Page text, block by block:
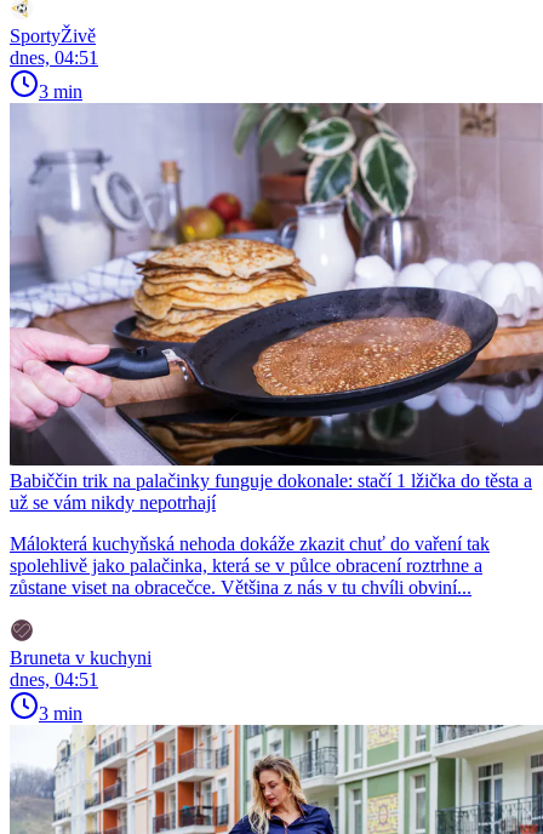
SportyŽivě
dnes, 04:51
3 min
Babiččin trik na palačinky funguje dokonale: stačí 1 lžička do těsta a
už se vám nikdy nepotrhají
Málokterá kuchyňská nehoda dokáže zkazit chuť do vaření tak
spolehlivě jako palačinka, která se v půlce obracení roztrhne a
zůstane viset na obracečce. Většina z nás v tu chvíli obviní...
Bruneta v kuchyni
dnes, 04:51
3 min